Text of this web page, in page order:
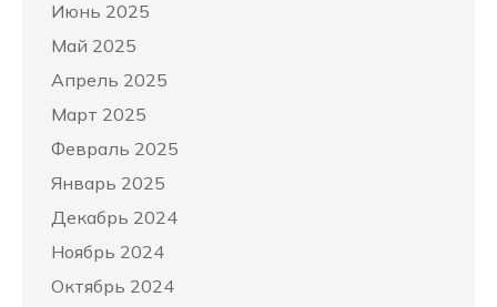
Июнь 2025
Май 2025
Апрель 2025
Март 2025
Февраль 2025
Январь 2025
Декабрь 2024
Ноябрь 2024
Октябрь 2024